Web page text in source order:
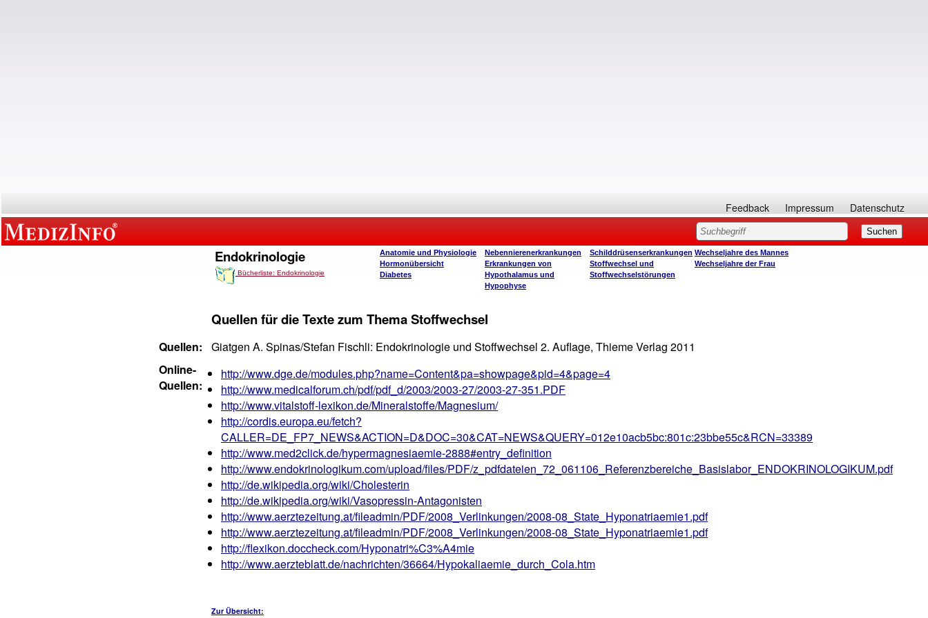
Feedback Impressum Datenschutz
Endokrinologie
Bücherliste: Endokrinologie
Anatomie und Physiologie
Hormonübersicht
Diabetes
Nebennierenerkrankungen
Erkrankungen von
Hypothalamus und
Hypophyse
Schilddrüsenserkrankungen
Stoffwechsel und
Stoffwechselstörungen
Wechseljahre des Mannes
Wechseljahre der Frau
Quellen für die Texte zum Thema Stoffwechsel
Quellen:
Giatgen A. Spinas/Stefan Fischli: Endokrinologie und Stoffwechsel 2. Auflage, Thieme Verlag 2011
Online-
Quellen:
http://www.dge.de/modules.php?name=Content&pa=showpage&pid=4&page=4
http://www.medicalforum.ch/pdf/pdf_d/2003/2003-27/2003-27-351.PDF
http://www.vitalstoff-lexikon.de/Mineralstoffe/Magnesium/
http://cordis.europa.eu/fetch?
CALLER=DE_FP7_NEWS&ACTION=D&DOC=30&CAT=NEWS&QUERY=012e10acb5bc:801c:23bbe55c&RCN=33389
http://www.med2click.de/hypermagnesiaemie-2888#entry_definition
http://www.endokrinologikum.com/upload/files/PDF/z_pdfdateien_72_061106_Referenzbereiche_Basislabor_ENDOKRINOLOGIKUM.pdf
http://de.wikipedia.org/wiki/Cholesterin
http://de.wikipedia.org/wiki/Vasopressin-Antagonisten
http://www.aerztezeitung.at/fileadmin/PDF/2008_Verlinkungen/2008-08_State_Hyponatriaemie1.pdf
http://www.aerztezeitung.at/fileadmin/PDF/2008_Verlinkungen/2008-08_State_Hyponatriaemie1.pdf
http://flexikon.doccheck.com/Hyponatri%C3%A4mie
http://www.aerzteblatt.de/nachrichten/36664/Hypokaliaemie_durch_Cola.htm
Zur Übersicht: